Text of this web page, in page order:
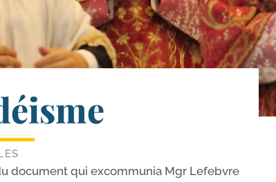
docu­ment qui excom­mu­nia Mgr Lefebvre